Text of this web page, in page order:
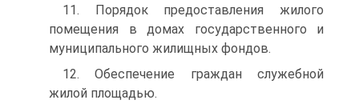
11. Порядок предоставления жилого
помещения в домах государственного и
муниципального жилищных фондов.
12. Обеспечение граждан служебной
жилой площадью.